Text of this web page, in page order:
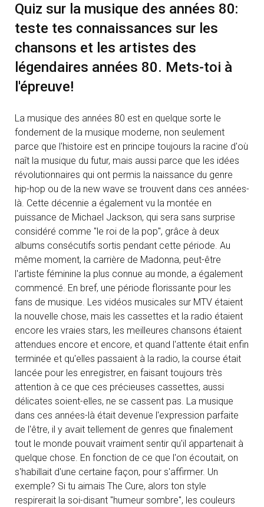
Quiz sur la musique des années 80:
teste tes connaissances sur les
chansons et les artistes des
légendaires années 80. Mets-toi à
l'épreuve!
La musique des années 80 est en quelque sorte le
fondement de la musique moderne, non seulement
parce que l'histoire est en principe toujours la racine d'où
naît la musique du futur, mais aussi parce que les idées
révolutionnaires qui ont permis la naissance du genre
hip-hop ou de la new wave se trouvent dans ces années-
là. Cette décennie a également vu la montée en
puissance de Michael Jackson, qui sera sans surprise
considéré comme "le roi de la pop", grâce à deux
albums consécutifs sortis pendant cette période. Au
même moment, la carrière de Madonna, peut-être
l'artiste féminine la plus connue au monde, a également
commencé. En bref, une période florissante pour les
fans de musique. Les vidéos musicales sur MTV étaient
la nouvelle chose, mais les cassettes et la radio étaient
encore les vraies stars, les meilleures chansons étaient
attendues encore et encore, et quand l'attente était enfin
terminée et qu'elles passaient à la radio, la course était
lancée pour les enregistrer, en faisant toujours très
attention à ce que ces précieuses cassettes, aussi
délicates soient-elles, ne se cassent pas. La musique
dans ces années-là était devenue l'expression parfaite
de l'être, il y avait tellement de genres que finalement
tout le monde pouvait vraiment sentir qu'il appartenait à
quelque chose. En fonction de ce que l'on écoutait, on
s'habillait d'une certaine façon, pour s'affirmer. Un
exemple? Si tu aimais The Cure, alors ton style
respirerait la soi-disant "humeur sombre", les couleurs